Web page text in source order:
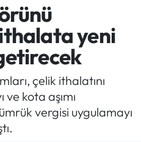
yeni
çelik ithalatını
kota aşımı
vergisi uygulamayı